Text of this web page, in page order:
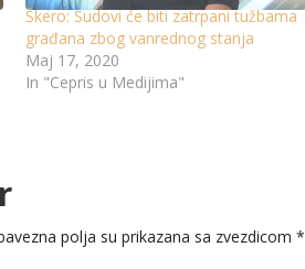
Škero: Sudovi će biti zatrpani tužbama
građana zbog vanrednog stanja
Maj 17, 2020
In "Cepris u Medijima"
polja su prikazana sa zvezdicom *